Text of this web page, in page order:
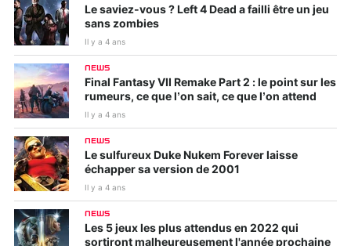
Le saviez-vous ? Left 4 Dead a failli être un jeu
sans zombies
Il y a 4 ans
NEWS
Final Fantasy VII Remake Part 2 : le point sur les
rumeurs, ce que l’on sait, ce que l’on attend
Il y a 4 ans
NEWS
Le sulfureux Duke Nukem Forever laisse
échapper sa version de 2001
Il y a 4 ans
NEWS
Les 5 jeux les plus attendus en 2022 qui
sortiront malheureusement l'année prochaine